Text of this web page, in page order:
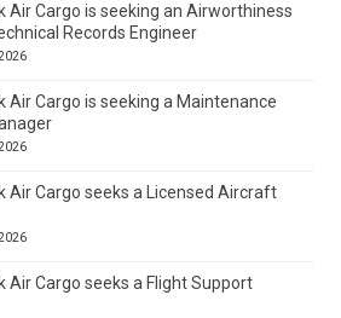
Air Cargo is seeking an Airworthiness
Records Engineer
Air Cargo is seeking a Maintenance
Air Cargo seeks a Licensed Aircraft
Air Cargo seeks a Flight Support